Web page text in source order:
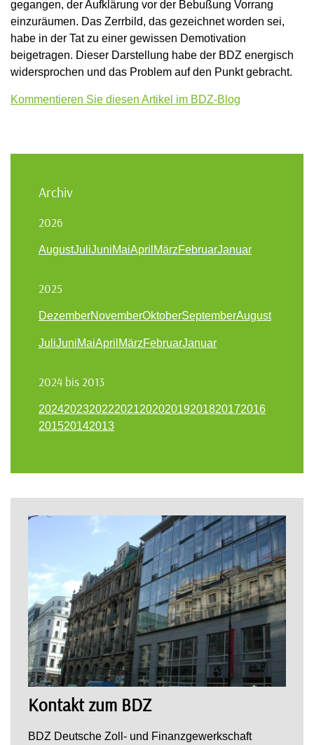
gegangen, der Aufklärung vor der Bebußung Vorrang
einzuräumen. Das Zerrbild, das gezeichnet worden sei,
habe in der Tat zu einer gewissen Demotivation
beigetragen. Dieser Darstellung habe der BDZ energisch
widersprochen und das Problem auf den Punkt gebracht.
Kommentieren Sie diesen Artikel im BDZ-Blog
Archiv
2026
AugustJuliJuniMaiApril MärzFebruarJanuar
2025
DezemberNovemberOktoberSeptemberAugust
JuliJuniMaiApril MärzFebruarJanuar
2024 bis 2013
202420232022202120202019201820172016
201520142013
Kontakt zum BDZ
BDZ Deutsche Zoll- und Finanzgewerkschaft